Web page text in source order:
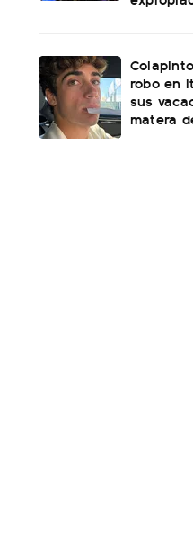
robo en
sus
matera